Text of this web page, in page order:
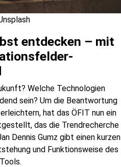
entdecken – mit
Welche Technologien
sein? Um die Beantwortung
hat das ÖFIT nun ein
das die Trendrecherche
Dennis Gumz gibt einen kurzen
und Funktionsweise des